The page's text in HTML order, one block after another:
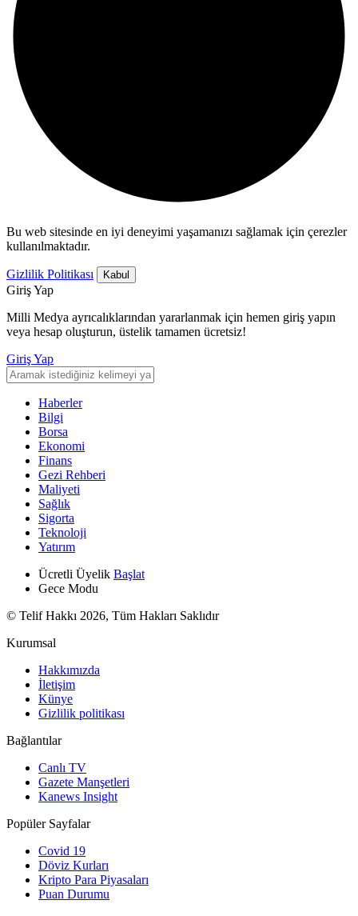
Bu web sitesinde en iyi deneyimi yaşamanızı sağlamak için çerezler
kullanılmaktadır.
Gizlilik Politikası Kabul
Giriş Yap
Milli Medya ayrıcalıklarından yararlanmak için hemen giriş yapın
veya hesap oluşturun, üstelik tamamen ücretsiz!
Giriş Yap
Haberler
Bilgi
Borsa
Ekonomi
Finans
Gezi Rehberi
Maliyeti
Sağlık
Sigorta
Teknoloji
Yatırım
Ücretli Üyelik Başlat
Gece Modu
© Telif Hakkı 2026, Tüm Hakları Saklıdır
Kurumsal
Hakkımızda
İletişim
Künye
Gizlilik politikası
Bağlantılar
Canlı TV
Gazete Manşetleri
Kanews Insight
Popüler Sayfalar
Covid 19
Döviz Kurları
Kripto Para Piyasaları
Puan Durumu